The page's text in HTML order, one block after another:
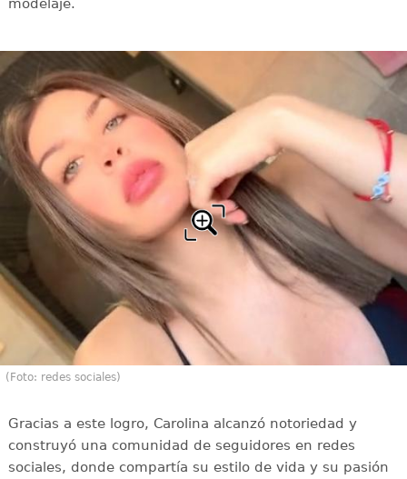
modelaje.
(Foto: redes sociales)
Gracias a este logro, Carolina alcanzó notoriedad y
construyó una comunidad de seguidores en redes
sociales, donde compartía su estilo de vida y su pasión